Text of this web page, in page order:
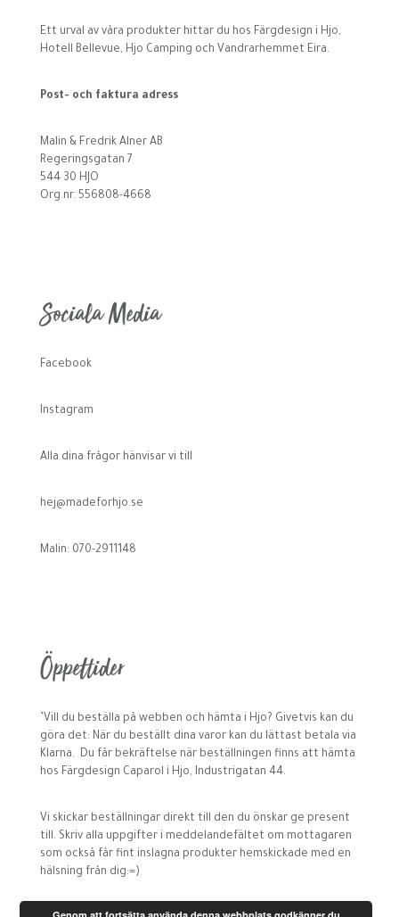
Ett urval av våra produkter hittar du hos Färgdesign i Hjo,
Hotell Bellevue, Hjo Camping och Vandrarhemmet Eira.
Post- och faktura adress
Malin & Fredrik Alner AB
Regeringsgatan 7
544 30 HJO
Org.nr. 556808-4668
Sociala Media
Facebook
Instagram
Alla dina frågor hänvisar vi till
hej@madeforhjo.se
Malin: 070-2911148
Öppettider
’Vill du beställa på webben och hämta i Hjo? Givetvis kan du
göra det: När du beställt dina varor kan du lättast betala via
Klarna. Du får bekräftelse när beställningen finns att hämta
hos Färgdesign Caparol i Hjo, Industrigatan 44.
Vi skickar beställningar direkt till den du önskar ge present
till. Skriv alla uppgifter i meddelandefältet om mottagaren
som också får fint inslagna produkter hemskickade med en
hälsning från dig:=)